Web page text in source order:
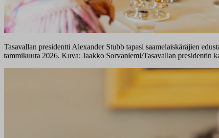
Tasavallan presidentti Alexander Stubb tapasi saamelaiskäräjien
tammikuuta 2026. Kuva: Jaakko Sorvaniemi/Tasavallan presidentin